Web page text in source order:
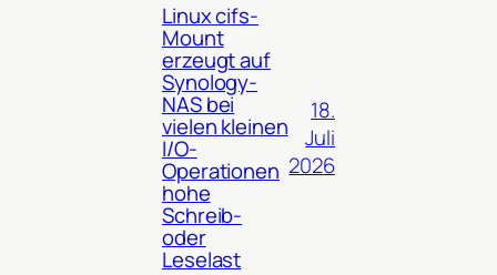
Linux cifs-
Mount
erzeugt auf
Synology-
NAS bei
vielen kleinen
I/O-
Operationen
hohe
Schreib-
oder
Leselast
18.
Juli
2026